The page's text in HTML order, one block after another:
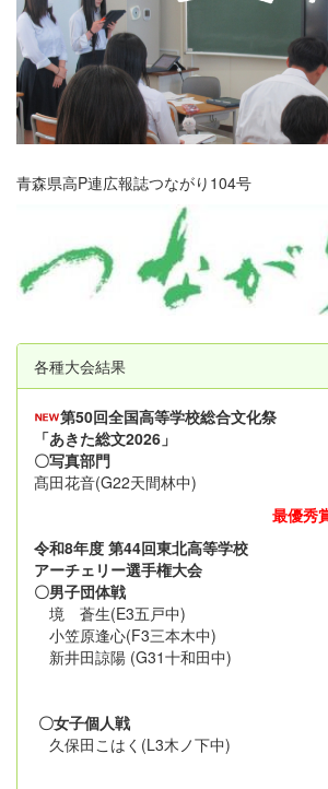
青森県高P連広報誌つながり104号
各種大会結果
第50回全国高等学校総合文化祭
「あきた総文2026」
〇写真部門
髙田花音(G22天間林中)
最優秀
令和8年度 第44回東北高等学校
アーチェリー選手権大会
〇男子団体戦
境 蒼生(E3五戸中)
小笠原逢心(F3三本木中)
新井田諒陽 (G31十和田中)
〇女子個人戦
久保田こはく(L3木ノ下中)